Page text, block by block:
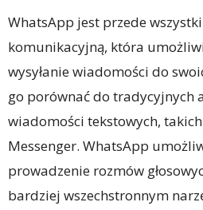
WhatsApp jest przede
komunikacyjną, która
wysyłanie wiadomości do
go porównać do tradycyjnych
wiadomości tekstowych,
Messenger. WhatsApp
prowadzenie rozmów
bardziej wszechstronnym